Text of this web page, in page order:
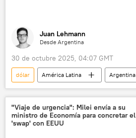
Juan Lehmann
Desde Argentina
30 de octubre 2025, 04:07 GMT
dólar América Latina
Argentina
Javier Milei
peso argentino
Buenos Aires
💬 Opinión y Análisis
📈 Mercados y finanzas
"Viaje de urgencia": Milei envía a su
ministro de Economía para concretar el
'swap' con EEUU